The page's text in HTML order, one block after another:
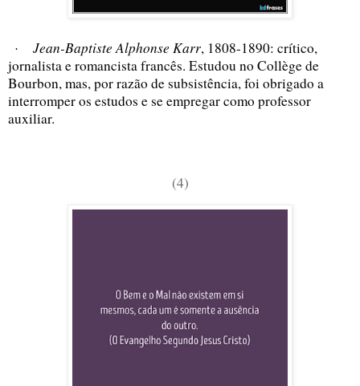
· Jean-Baptiste Alphonse Karr, 1808-1890: crítico,
jornalista e romancista francês. Estudou no Collège de
Bourbon, mas, por razão de subsistência, foi obrigado a
interromper os estudos e se empregar como professor
auxiliar.
(4)